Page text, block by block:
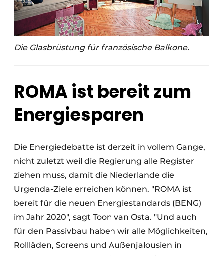
Die Glasbrüstung für französische Balkone.
ROMA ist bereit zum
Energiesparen
Die Energiedebatte ist derzeit in vollem Gange,
nicht zuletzt weil die Regierung alle Register
ziehen muss, damit die Niederlande die
Urgenda-Ziele erreichen können. "ROMA ist
bereit für die neuen Energiestandards (BENG)
im Jahr 2020", sagt Toon van Osta. "Und auch
für den Passivbau haben wir alle Möglichkeiten,
Rollläden, Screens und Außenjalousien in